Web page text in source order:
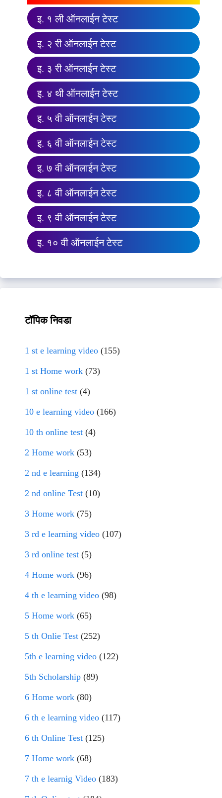
इ. १ ली ऑनलाईन टेस्ट
इ. २ री ऑनलाईन टेस्ट
इ. ३ री ऑनलाईन टेस्ट
इ. ४ थी ऑनलाईन टेस्ट
इ. ५ वी ऑनलाईन टेस्ट
इ. ६ वी ऑनलाईन टेस्ट
इ. ७ वी ऑनलाईन टेस्ट
इ. ८ वी ऑनलाईन टेस्ट
इ. ९ वी ऑनलाईन टेस्ट
इ. १० वी ऑनलाईन टेस्ट
टॉपिक निवडा
1 st e learning video (155)
1 st Home work (73)
1 st online test (4)
10 e learning video (166)
10 th online test (4)
2 Home work (53)
2 nd e learning (134)
2 nd online Test (10)
3 Home work (75)
3 rd e learning video (107)
3 rd online test (5)
4 Home work (96)
4 th e learning video (98)
5 Home work (65)
5 th Onlie Test (252)
5th e learning video (122)
5th Scholarship (89)
6 Home work (80)
6 th e learning video (117)
6 th Online Test (125)
7 Home work (68)
7 th e learnig Video (183)